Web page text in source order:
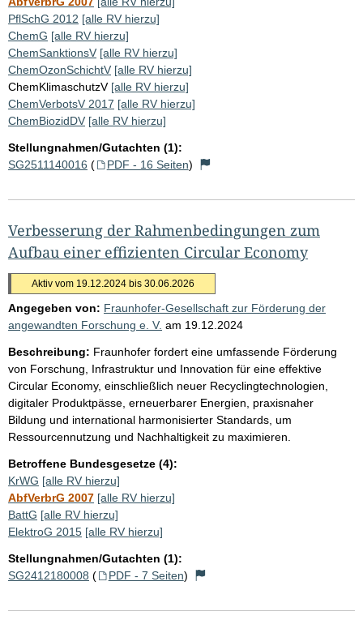
PflSchG 2012 [alle RV hierzu]
ChemG [alle RV hierzu]
ChemSanktionsV [alle RV hierzu]
ChemOzonSchichtV [alle RV hierzu]
ChemKlimaschutzV [alle RV hierzu]
ChemVerbotsV 2017 [alle RV hierzu]
ChemBiozidDV [alle RV hierzu]
Stellungnahmen/Gutachten (1):
SG2511140016 ( PDF - 16 Seiten)
Verbesserung der Rahmenbedingungen zum
Aufbau einer effizienten Circular Economy
Aktiv vom 19.12.2024 bis 30.06.2026
Angegeben von: Fraunhofer-Gesellschaft zur Förderung der
angewandten Forschung e. V. am 19.12.2024
Beschreibung: Fraunhofer fordert eine umfassende Förderung
von Forschung, Infrastruktur und Innovation für eine effektive
Circular Economy, einschließlich neuer Recyclingtechnologien,
digitaler Produktpässe, erneuerbarer Energien, praxisnaher
Bildung und international harmonisierter Standards, um
Ressourcennutzung und Nachhaltigkeit zu maximieren.
Betroffene Bundesgesetze (4):
KrWG [alle RV hierzu]
AbfVerbrG 2007 [alle RV hierzu]
BattG [alle RV hierzu]
ElektroG 2015 [alle RV hierzu]
Stellungnahmen/Gutachten (1):
SG2412180008 ( PDF - 7 Seiten)